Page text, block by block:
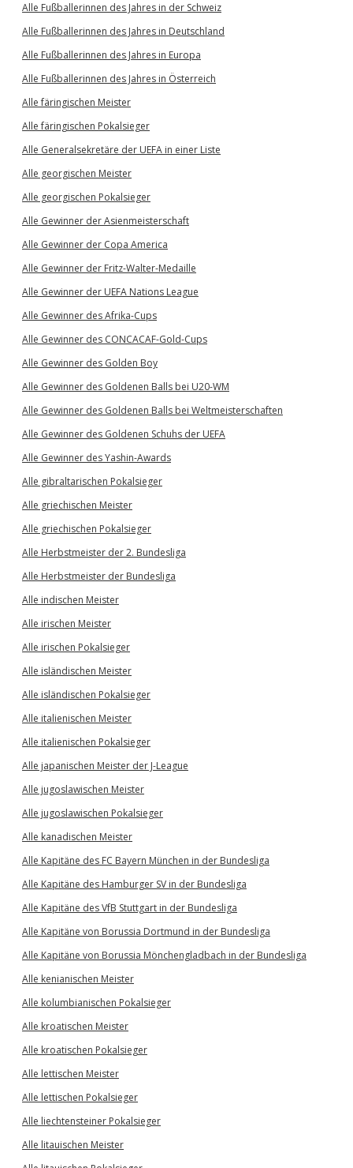
Alle Fußballerinnen des Jahres in der Schweiz
Alle Fußballerinnen des Jahres in Deutschland
Alle Fußballerinnen des Jahres in Europa
Alle Fußballerinnen des Jahres in Österreich
Alle färingischen Meister
Alle färingischen Pokalsieger
Alle Generalsekretäre der UEFA in einer Liste
Alle georgischen Meister
Alle georgischen Pokalsieger
Alle Gewinner der Asienmeisterschaft
Alle Gewinner der Copa America
Alle Gewinner der Fritz-Walter-Medaille
Alle Gewinner der UEFA Nations League
Alle Gewinner des Afrika-Cups
Alle Gewinner des CONCACAF-Gold-Cups
Alle Gewinner des Golden Boy
Alle Gewinner des Goldenen Balls bei U20-WM
Alle Gewinner des Goldenen Balls bei Weltmeisterschaften
Alle Gewinner des Goldenen Schuhs der UEFA
Alle Gewinner des Yashin-Awards
Alle gibraltarischen Pokalsieger
Alle griechischen Meister
Alle griechischen Pokalsieger
Alle Herbstmeister der 2. Bundesliga
Alle Herbstmeister der Bundesliga
Alle indischen Meister
Alle irischen Meister
Alle irischen Pokalsieger
Alle isländischen Meister
Alle isländischen Pokalsieger
Alle italienischen Meister
Alle italienischen Pokalsieger
Alle japanischen Meister der J-League
Alle jugoslawischen Meister
Alle jugoslawischen Pokalsieger
Alle kanadischen Meister
Alle Kapitäne des FC Bayern München in der Bundesliga
Alle Kapitäne des Hamburger SV in der Bundesliga
Alle Kapitäne des VfB Stuttgart in der Bundesliga
Alle Kapitäne von Borussia Dortmund in der Bundesliga
Alle Kapitäne von Borussia Mönchengladbach in der Bundesliga
Alle kenianischen Meister
Alle kolumbianischen Pokalsieger
Alle kroatischen Meister
Alle kroatischen Pokalsieger
Alle lettischen Meister
Alle lettischen Pokalsieger
Alle liechtensteiner Pokalsieger
Alle litauischen Meister